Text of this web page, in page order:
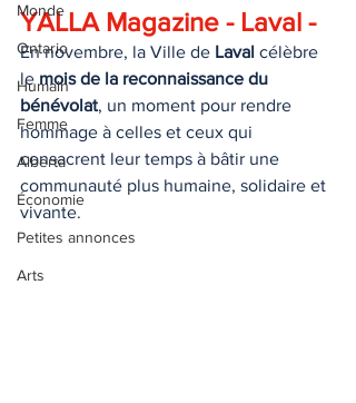
Monde
Ontario
Humain
Femme
Alberta
Économie
Petites annonces
Arts
YALLA Magazine - Laval -
En novembre, la Ville de Laval célèbre
le mois de la reconnaissance du
bénévolat, un moment pour rendre
hommage à celles et ceux qui
consacrent leur temps à bâtir une
communauté plus humaine, solidaire et
vivante.